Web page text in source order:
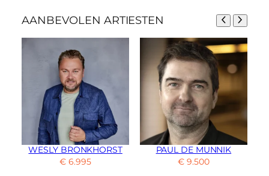
AANBEVOLEN ARTIESTEN
WESLY BRONKHORST
€ 6.995
PAUL DE MUNNIK
€9.500